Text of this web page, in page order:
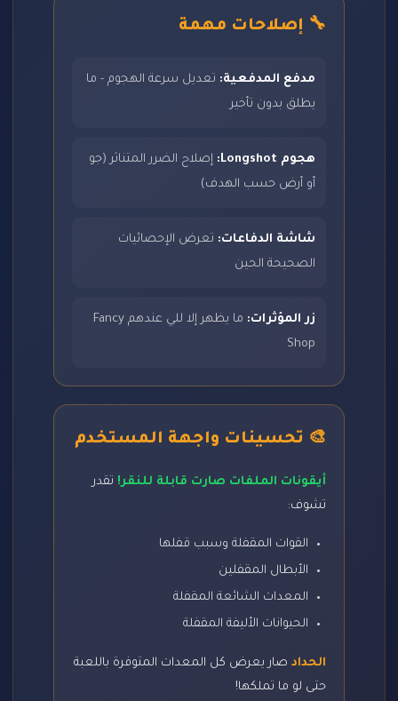
🔧 إصلاحات مهمة
مدفع المدفعية: تعديل سرعة الهجوم - ما
يطلق بدون تأخير
هجوم Longshot:
إصلاح الضرر المتناثر (جو
أو أرض حسب الهدف)
شاشة الدفاعات: تعرض الإحصائيات
الصحيحة الحين
زر المؤثرات:
ما يظهر إلا للي عندهم Fancy
Shop
🎨 تحسينات واجهة المستخدم
أيقونات الملفات صارت قابلة للنقر! تقدر
تشوف:
القوات المقفلة وسبب قفلها
الأبطال المقفلين
المعدات الشائعة المقفلة
الحيوانات الأليفة المقفلة
الحداد صار يعرض كل المعدات المتوفرة باللعبة
حتى لو ما تملكها!